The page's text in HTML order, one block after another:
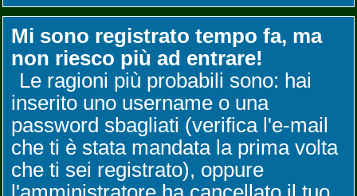
Mi sono registrato tempo fa, ma
non riesco più ad entrare!
Le ragioni più probabili sono: hai
inserito uno username o una
password sbagliati (verifica l'e-mail
che ti è stata mandata la prima volta
che ti sei registrato), oppure